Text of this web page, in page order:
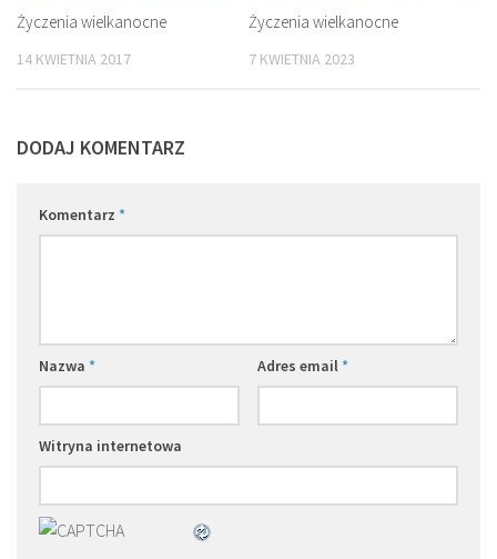
Życzenia wielkanocne
14 KWIETNIA 2017
Życzenia wielkanocne
7 KWIETNIA 2023
DODAJ KOMENTARZ
Komentarz *
Nazwa * Adres email*
Witryna internetowa